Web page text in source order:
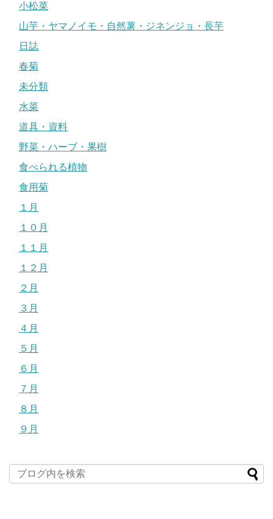
小松菜
山芋・ヤマノイモ・自然薯・ジネンジョ・長芋
日誌
春菊
未分類
水菜
道具・資料
野菜・ハーブ・果樹
食べられる植物
食用菊
１月
１０月
１１月
１２月
２月
３月
４月
５月
６月
７月
８月
９月